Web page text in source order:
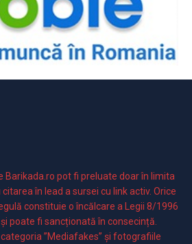
Barikada.ro pot fi preluate doar în limita
în lead a sursei cu link activ. Orice
constituie o încălcare a Legii 8/1996
poate fi sancționată în consecință.
”Mediafakes” și fotografiile